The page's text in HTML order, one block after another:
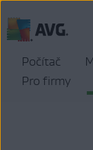
Počítač
Pro firmy